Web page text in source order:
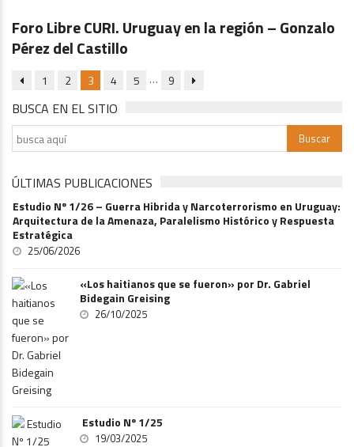
Foro Libre CURI. Uruguay en la región – Gonzalo
Pérez del Castillo
1 2 3 4 5 … 9
BUSCA EN EL SITIO
ÚLTIMAS PUBLICACIONES
Estudio Nº 1/26 – Guerra Hibrida y Narcoterrorismo en Uruguay:
Arquitectura de la Amenaza, Paralelismo Histórico y Respuesta
Estratégica
25/06/2026
«Los haitianos que se fueron» por Dr. Gabriel
Bidegain Greising
26/10/2025
Estudio Nº 1/25
19/03/2025